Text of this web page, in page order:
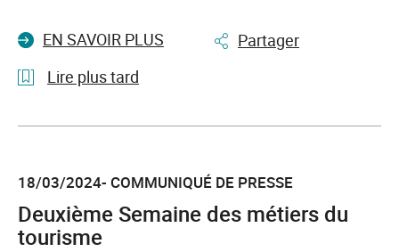
EN SAVOIR PLUS
Partager
Lire plus tard
nationale
de
l'alternance
18/03/2024- COMMUNIQUÉ DE PRESSE
Deuxième Semaine des métiers du
tourisme